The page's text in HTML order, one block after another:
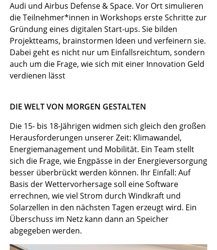
Audi und Airbus Defense & Space. Vor Ort simulieren
die Teilnehmer*innen in Workshops erste Schritte zur
Gründung eines digitalen Start-ups. Sie bilden
Projektteams, brainstormen Ideen und verfeinern sie.
Dabei geht es nicht nur um Einfallsreichtum, sondern
auch um die Frage, wie sich mit einer Innovation Geld
verdienen lässt
DIE WELT VON MORGEN GESTALTEN
Die 15- bis 18-Jährigen widmen sich gleich den großen
Herausforderungen unserer Zeit: Klimawandel,
Energiemanagement und Mobilität. Ein Team stellt
sich die Frage, wie Engpässe in der Energieversorgung
besser überbrückt werden können. Ihr Einfall: Auf
Basis der Wettervorhersage soll eine Software
errechnen, wie viel Strom durch Windkraft und
Solarzellen in den nächsten Tagen erzeugt wird. Ein
Überschuss im Netz kann dann an Speicher
abgegeben werden.